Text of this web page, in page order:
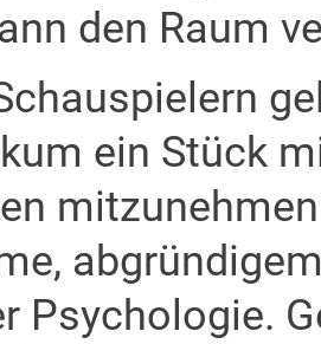
den Raum
ein Stück
Psychologie.